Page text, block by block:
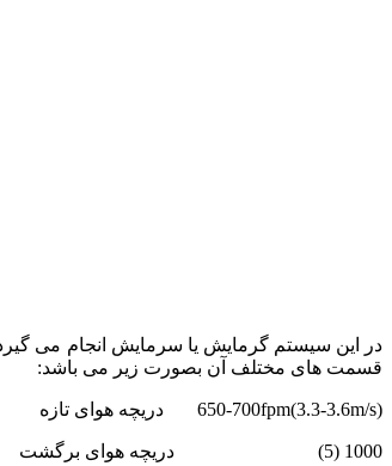
در این سیستم گرمایش یا سرمایش انجام می
قسمت های مختلف آن بصورت زیر می باشد:
650-700fpm(3.3-3.6m/s) دریچه هوای تازه
1000 (5) دریچه هوای برگشت